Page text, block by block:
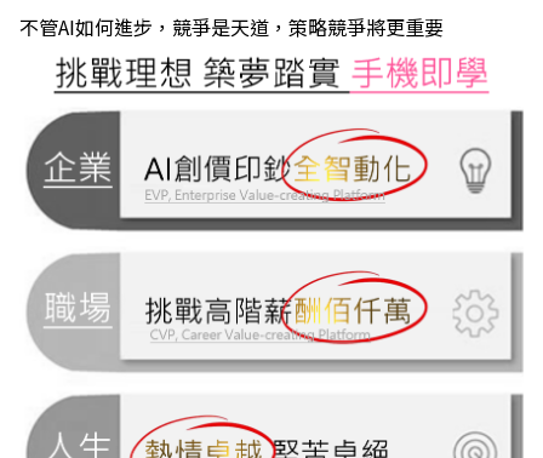
不管AI如何進步，競爭是天道，策略競爭將更重要